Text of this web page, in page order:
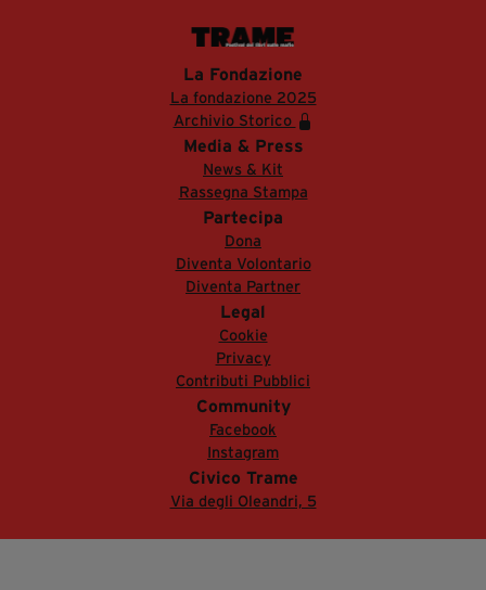
La Fondazione
La fondazione 2025
Archivio Storico
Media & Press
News & Kit
Rassegna Stampa
Partecipa
Dona
Diventa Volontario
Diventa Partner
Legal
Cookie
Privacy
Contributi Pubblici
Community
Facebook
Instagram
Civico Trame
Via degli Oleandri, 5